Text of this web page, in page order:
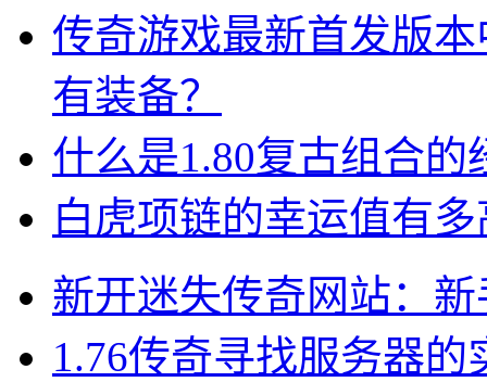
传奇游戏最新首发版
有装备？
什么是1.80复古组合的
白虎项链的幸运值有
新开迷失传奇网站：
1.76传奇寻找服务器的